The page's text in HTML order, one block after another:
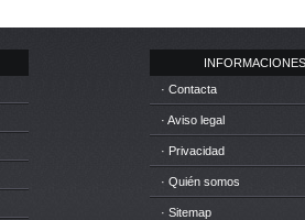
INFORMACIONES
· Contacta
· Aviso legal
· Privacidad
· Quién somos
· Sitemap